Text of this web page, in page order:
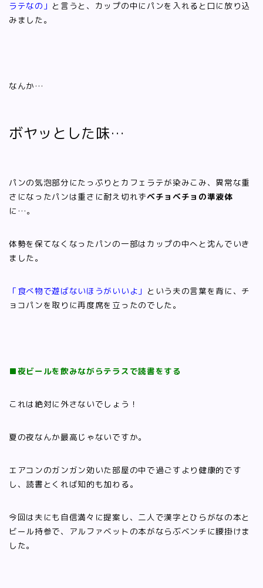
ラテなの」 と言うと、カップの中にパンを入れると口に放り込
みました。
なんか…
ボヤッとした味…
パンの気泡部分にたっぷりとカフェラテが染みこみ、異常な重
さになったパンは重さに耐え切れずベチョベチョの準液体
に…。
体勢を保てなくなったパンの一部はカップの中へと沈んでいき
ました。
「食べ物で遊ばないほうがいいよ」 という夫の言葉を背に、チ
ョコパンを取りに再度席を立ったのでした。
■夜ビールを飲みながらテラスで読書をする
これは絶対に外さないでしょう！
夏の夜なんか最高じゃないですか。
エアコンのガンガン効いた部屋の中で過ごすより健康的です
し、読書とくれば知的も加わる。
今回は夫にも自信満々に提案し、二人で漢字とひらがなの本と
ビール持参で、アルファベットの本がならぶベンチに腰掛けま
した。